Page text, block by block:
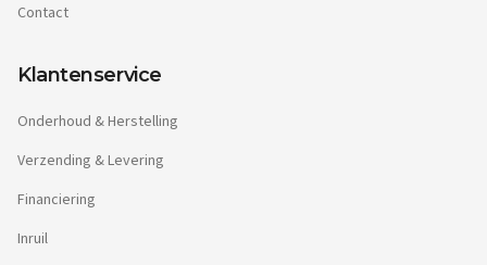
Contact
Klantenservice
Onderhoud & Herstelling
Verzending & Levering
Financiering
Inruil